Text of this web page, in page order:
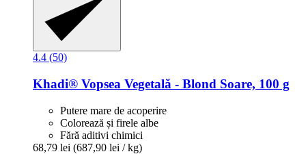
4.4 (50)
Khadi® Vopsea Vegetală -​ Blond Soare, 100 g
Putere mare de acoperire
Colorează și firele albe
Fără aditivi chimici
68,79 lei (687,90 lei / kg)